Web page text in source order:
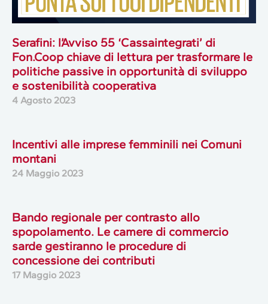
Serafini: l’Avviso 55 ‘Cassaintegrati’ di
Fon.Coop chiave di lettura per trasformare le
politiche passive in opportunità di sviluppo
e sostenibilità cooperativa
4 Agosto 2023
Incentivi alle imprese femminili nei Comuni
montani
24 Maggio 2023
Bando regionale per contrasto allo
spopolamento. Le camere di commercio
sarde gestiranno le procedure di
concessione dei contributi
17 Maggio 2023